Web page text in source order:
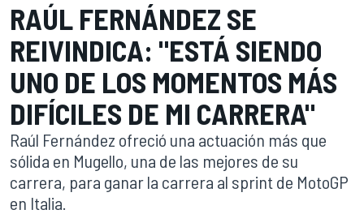
RAÚL FERNÁNDEZ SE
REIVINDICA: "ESTÁ SIENDO
UNO DE LOS MOMENTOS MÁS
DIFÍCILES DE MI CARRERA"
Raúl Fernández ofreció una actuación más que
sólida en Mugello, una de las mejores de su
carrera, para ganar la carrera al sprint de MotoGP
en Italia.